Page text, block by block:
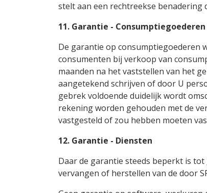
stelt aan een rechtreekse benadering
11. Garantie - Consumptiegoederen
De garantie op consumptiegoederen
consumenten bij verkoop van
maanden na het vaststellen van het
aangetekend schrijven of door U
gebrek voldoende duidelijk wordt
rekening worden gehouden met de
vastgesteld of zou hebben moeten
12. Garantie - Diensten
Daar de garantie steeds beperkt is
vervangen of herstellen van de door